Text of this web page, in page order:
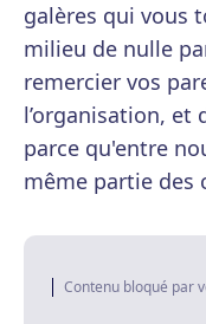
galères qui vous
milieu de nulle
remercier vos
l’organisation, et
parce qu'entre
même partie des
Contenu bloqué par